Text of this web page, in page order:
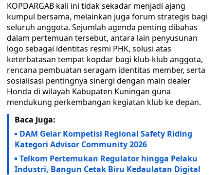
KOPDARGAB kali ini tidak sekadar menjadi ajang
kumpul bersama, melainkan juga forum strategis bagi
seluruh anggota. Sejumlah agenda penting dibahas
dalam pertemuan tersebut, antara lain penyusunan
logo sebagai identitas resmi PHK, solusi atas
keterbatasan tempat kopdar bagi klub-klub anggota,
rencana pembuatan seragam identitas member, serta
sosialisasi pentingnya sinergi dengan main dealer
Honda di wilayah Kabupaten Kuningan guna
mendukung perkembangan kegiatan klub ke depan.
Baca Juga:
DAM Gelar Kompetisi Regional Safety Riding
Kategori Advisor Community 2026
Telkom Pertemukan Regulator hingga Pelaku
Industri, Bangun Cetak Biru Kedaulatan Digital